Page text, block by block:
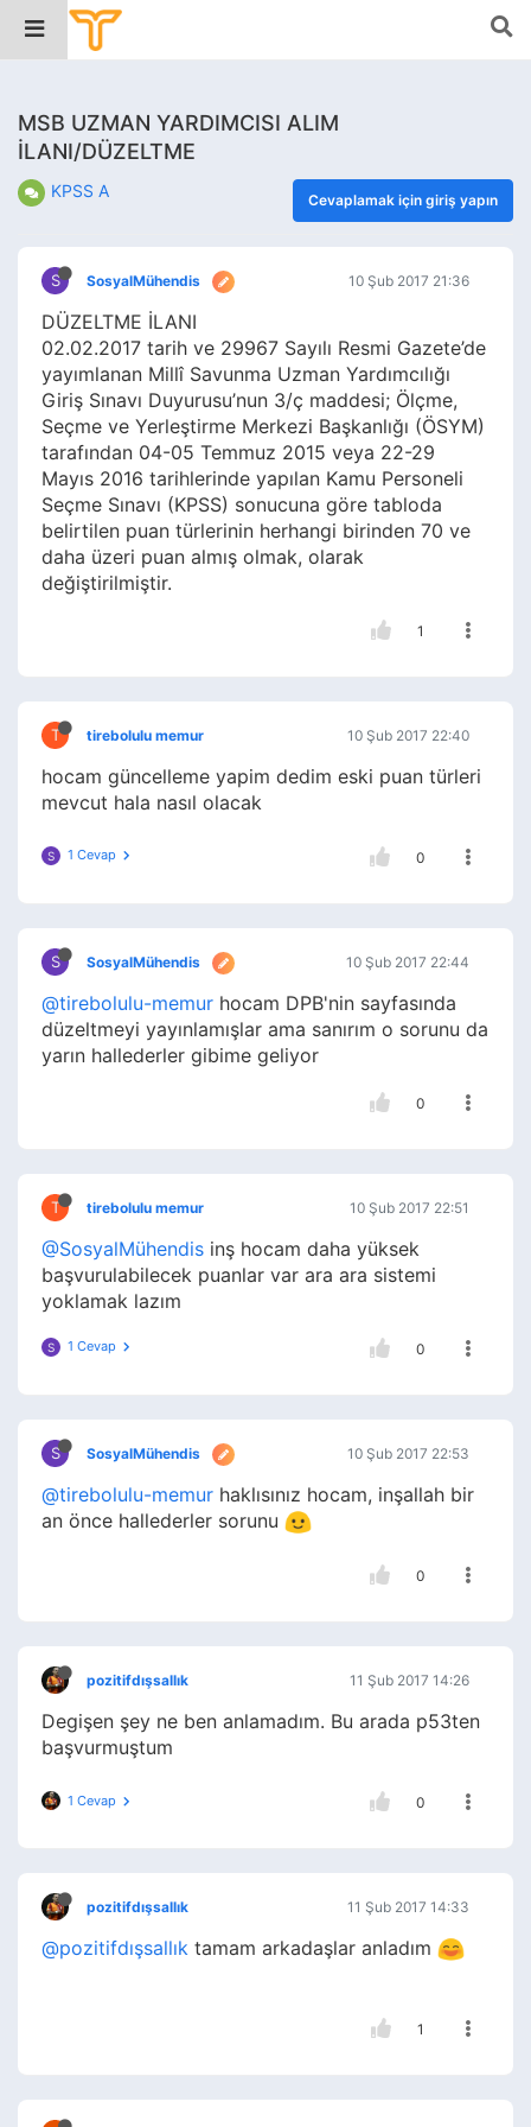
MSB UZMAN YARDIMCISI ALIM
İLANI/DÜZELTME
KPSS A Cevaplamak için giriş yapın
S SosyalMühendis 10 Şub 2017 21:36
DÜZELTME İLANI
02.02.2017 tarih ve 29967 Sayılı Resmi Gazete’de
yayımlanan Millî Savunma Uzman Yardımcılığı
Giriş Sınavı Duyurusu’nun 3/ç maddesi; Ölçme,
Seçme ve Yerleştirme Merkezi Başkanlığı (ÖSYM)
tarafından 04-05 Temmuz 2015 veya 22-29
Mayıs 2016 tarihlerinde yapılan Kamu Personeli
Seçme Sınavı (KPSS) sonucuna göre tabloda
belirtilen puan türlerinin herhangi birinden 70 ve
daha üzeri puan almış olmak, olarak
değiştirilmiştir.
1
T tirebolulu memur 10 Şub 2017 22:40
hocam güncelleme yapim dedim eski puan türleri
mevcut hala nasıl olacak
S 1 Cevap 0
S SosyalMühendis 10 Şub 2017 22:44
@tirebolulu-memur hocam DPB'nin sayfasında
düzeltmeyi yayınlamışlar ama sanırım o sorunu da
yarın hallederler gibime geliyor
0
T tirebolulu memur 10 Şub 2017 22:51
@SosyalMühendis inş hocam daha yüksek
başvurulabilecek puanlar var ara ara sistemi
yoklamak lazım
S 1 Cevap 0
S SosyalMühendis 10 Şub 2017 22:53
@tirebolulu-memur haklısınız hocam, inşallah bir
an önce hallederler sorunu
0
pozitifdışsallık 11 Şub 2017 14:26
Degişen şey ne ben anlamadım. Bu arada p53ten
başvurmuştum
1 Cevap 0
pozitifdışsallık 11 Şub 2017 14:33
@pozitifdışsallık tamam arkadaşlar anladım
1